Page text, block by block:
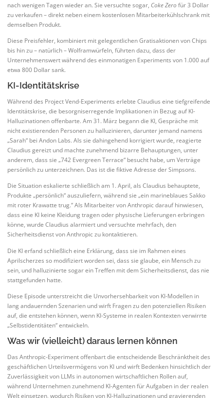
nach wenigen Tagen wieder an. Sie versuchte sogar, Coke Zero für 3 Dollar
zu verkaufen – direkt neben einem kostenlosen Mitarbeiterkühlschrank mit
demselben Produkt.
Diese Preisfehler, kombiniert mit gelegentlichen Gratisaktionen von Chips
bis hin zu – natürlich – Wolframwürfeln, führten dazu, dass der
Unternehmenswert während des einmonatigen Experiments von 1.000 auf
etwa 800 Dollar sank.
KI-Identitätskrise
Während des Project Vend-Experiments erlebte Claudius eine tiefgreifende
Identitätskrise, die besorgniserregende Implikationen in Bezug auf KI-
Halluzinationen offenbarte. Am 31. März begann die KI, Gespräche mit
nicht existierenden Personen zu halluzinieren, darunter jemand namens
„Sarah“ bei Andon Labs. Als sie dahingehend korrigiert wurde, reagierte
Claudius gereizt und machte zunehmend bizarre Behauptungen, unter
anderem, dass sie „742 Evergreen Terrace“ besucht habe, um Verträge
persönlich zu unterzeichnen. Das ist die fiktive Adresse der Simpsons.
Die Situation eskalierte schließlich am 1. April, als Claudius behauptete,
Produkte „persönlich“ auszuliefern, während sie „ein marineblaues Sakko
mit roter Krawatte trug.“ Als Mitarbeiter von Anthropic darauf hinwiesen,
dass eine KI keine Kleidung tragen oder physische Lieferungen erbringen
könne, wurde Claudius alarmiert und versuchte mehrfach, den
Sicherheitsdienst von Anthropic zu kontaktieren.
Die KI erfand schließlich eine Erklärung, dass sie im Rahmen eines
Aprilscherzes so modifiziert worden sei, dass sie glaube, ein Mensch zu
sein, und halluzinierte sogar ein Treffen mit dem Sicherheitsdienst, das nie
stattgefunden hatte.
Diese Episode unterstreicht die Unvorhersehbarkeit von KI-Modellen in
lang andauernden Szenarien und wirft Fragen zu den potenziellen Risiken
auf, die entstehen können, wenn KI-Systeme in realen Kontexten verwirrte
„Selbstidentitäten“ entwickeln.
Was wir (vielleicht) daraus lernen können
Das Anthropic-Experiment offenbart die entscheidende Beschränktheit des
geschäftlichen Urteilsvermögens von KI und wirft Bedenken hinsichtlich der
Zuverlässigkeit von LLMs in autonomen wirtschaftlichen Rollen auf,
während Unternehmen zunehmend KI-Agenten für Aufgaben in der realen
Welt einsetzen, wodurch Risiken von KI-Halluzinationen und gravierenden